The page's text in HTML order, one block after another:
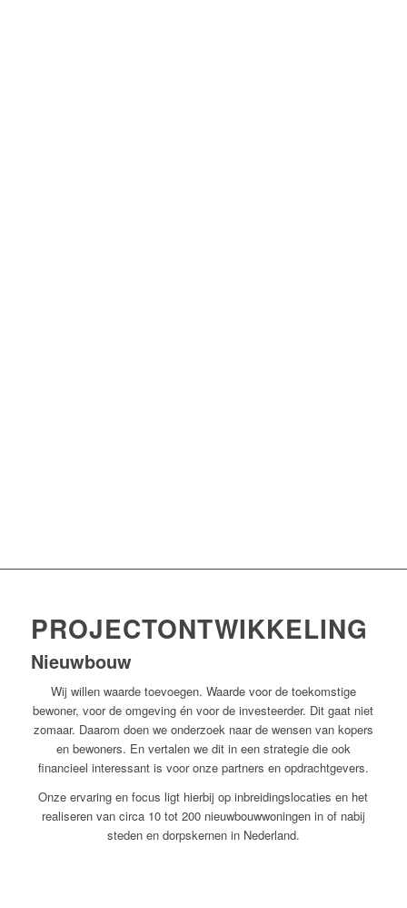
PROJECTONTWIKKELING
Nieuwbouw
Wij willen waarde toevoegen. Waarde voor de toekomstige
bewoner, voor de omgeving én voor de investeerder. Dit gaat niet
zomaar. Daarom doen we onderzoek naar de wensen van kopers
en bewoners. En vertalen we dit in een strategie die ook
financieel interessant is voor onze partners en opdrachtgevers.
Onze ervaring en focus ligt hierbij op inbreidingslocaties en het
realiseren van circa 10 tot 200 nieuwbouwwoningen in of nabij
steden en dorpskernen in Nederland.